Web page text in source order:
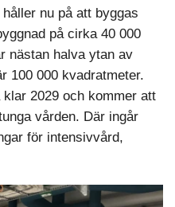
håller nu på att byggas
på cirka 40 000
nästan halva ytan av
100 000 kvadratmeter.
2029 och kommer att
vården. Där ingår
för intensivvård,